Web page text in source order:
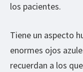
los pacientes.
Tiene un aspecto
enormes ojos
recuerdan a los